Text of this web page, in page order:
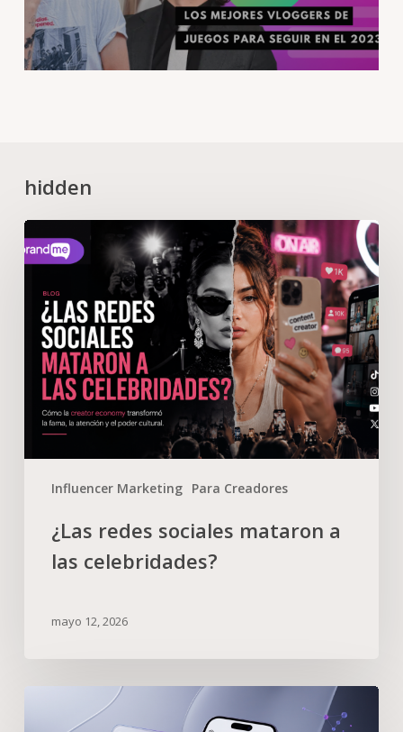
hidden
Influencer Marketing Para Creadores
¿Las redes sociales mataron a
las celebridades?
mayo 12, 2026